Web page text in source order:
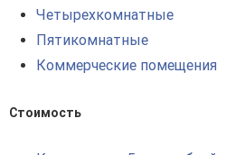
Четырехкомнатные
Пятикомнатные
Коммерческие помещения
Стоимость